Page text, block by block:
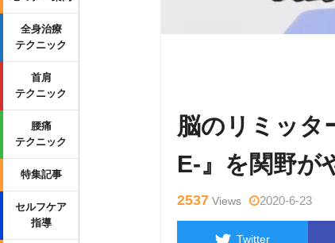
全身治療
テクニック
首肩
テクニック
腰痛
テクニック
特集記事
セルフケア
指導
脳のリミッタ
E-』を関野が
2537 Views 2020-6-23
Twitter